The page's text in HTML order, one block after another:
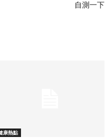
自測一下
康熱點